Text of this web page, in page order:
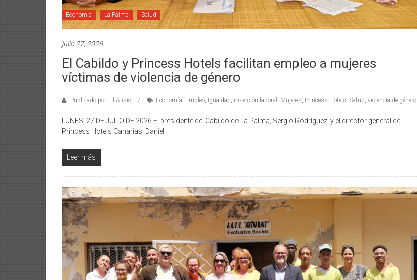
Economía La Palma Salud
julio 27, 2026
El Cabildo y Princess Hotels facilitan empleo a mujeres
víctimas de violencia de género
Publicado por: El Alisio Economía, Empleo, Igualdad, inserción laboral , Mujeres, Princess Hotels, Salud, violencia de género
LUNES, 27 DE JULIO DE 2026 El presidente del Cabildo de La Palma, Sergio Rodríguez, y el director general de
Princess Hotels Canarias, Daniel
Leer más